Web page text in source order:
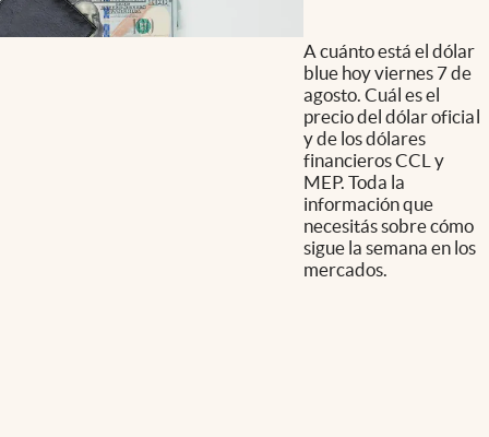
A cuánto está el dólar
blue hoy viernes 7 de
agosto. Cuál es el
precio del dólar oficial
y de los dólares
financieros CCL y
MEP. Toda la
información que
necesitás sobre cómo
sigue la semana en los
mercados.